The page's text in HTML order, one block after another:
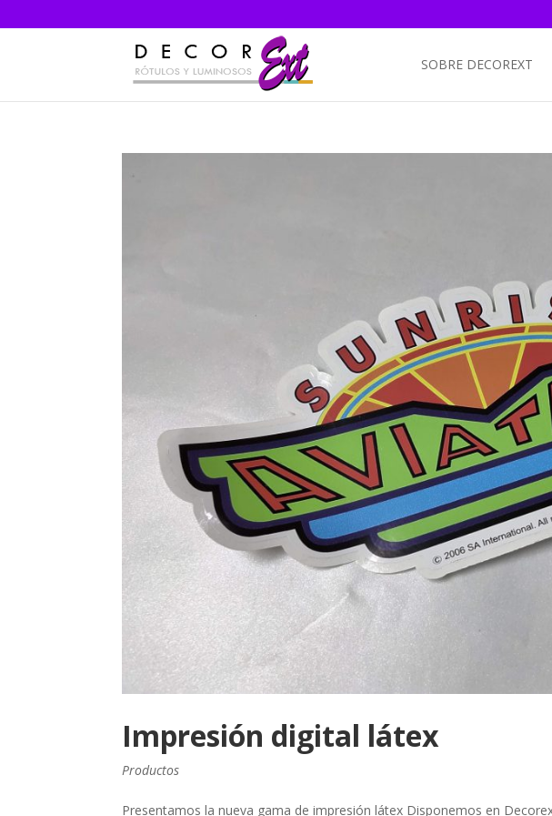
SOBRE DECOREXT
Impresión digital látex
Productos
Presentamos la nueva gama de impresión látex Disponemos en